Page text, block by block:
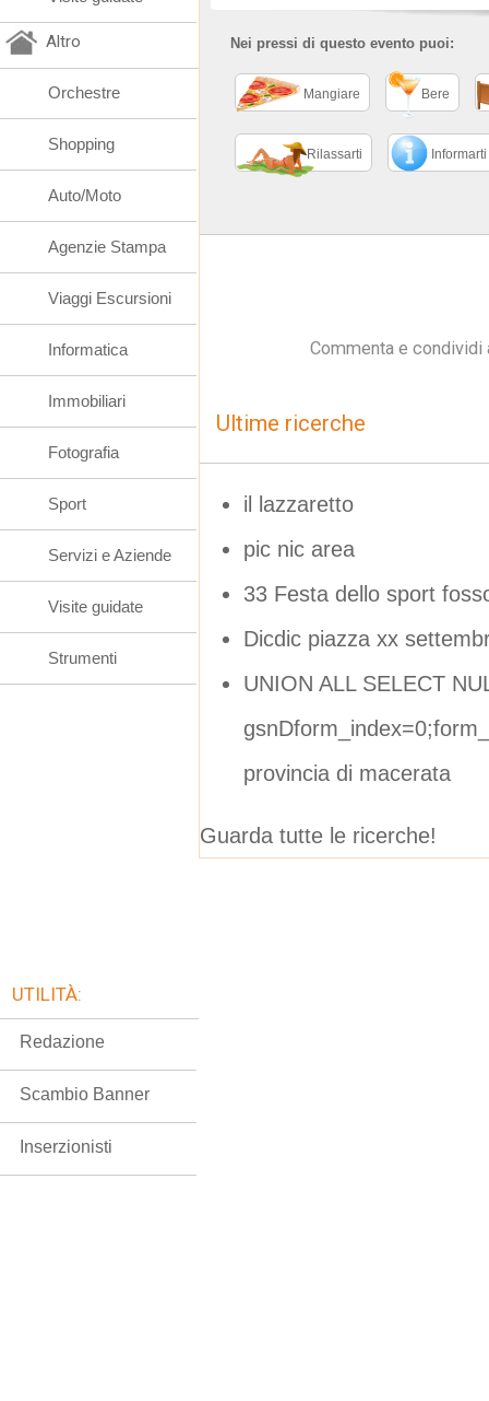
Nei pressi di questo evento puoi:
Mangiare Bere
Rilassarti Informarti
Commenta e
Ultime ricerche
il lazzaretto
pic nic area
33 Festa dello sport
Dicdic piazza xx
UNION ALL SELECT
provincia di macerata
Guarda tutte le ricerche!
Altro
Orchestre
Shopping
Auto/Moto
Agenzie Stampa
Viaggi Escursioni
Informatica
Immobiliari
Fotografia
Sport
Servizi e Aziende
Visite guidate
Strumenti
UTILITÀ:
Redazione
Scambio Banner
Inserzionisti